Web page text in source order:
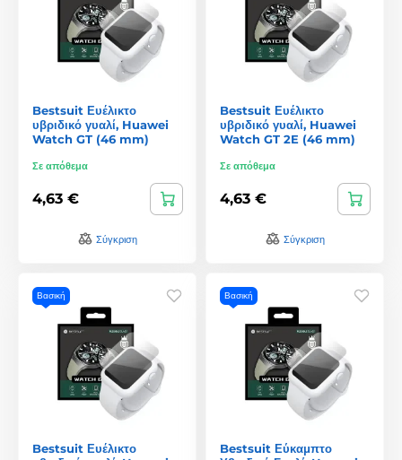
Bestsuit Ευέλικτο
υβριδικό γυαλί, Huawei
Watch GT (46 mm)
Σε απόθεμα
4,63 €
Σύγκριση
Bestsuit Ευέλικτο
υβριδικό γυαλί, Huawei
Watch GT 2E (46 mm)
Σε απόθεμα
4,63 €
Σύγκριση
Βασική
Bestsuit Ευέλικτο
Βασική
Bestsuit Εύκαμπτο